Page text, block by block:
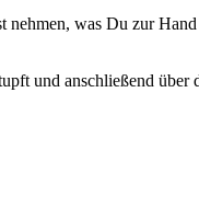
nehmen, was Du zur
und anschließend über